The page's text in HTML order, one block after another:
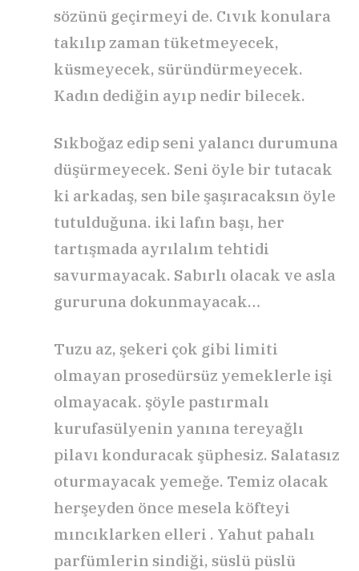
sözünü geçirmeyi de. Cıvık konulara
takılıp zaman tüketmeyecek,
küsmeyecek, süründürmeyecek.
Kadın dediğin ayıp nedir bilecek.
Sıkboğaz edip seni yalancı durumuna
düşürmeyecek. Seni öyle bir tutacak
ki arkadaş, sen bile şaşıracaksın öyle
tutulduğuna. iki lafın başı, her
tartışmada ayrılalım tehtidi
savurmayacak. Sabırlı olacak ve asla
gururuna dokunmayacak…
Tuzu az, şekeri çok gibi limiti
olmayan prosedürsüz yemeklerle işi
olmayacak. şöyle pastırmalı
kurufasülyenin yanına tereyağlı
pilavı konduracak şüphesiz. Salatasız
oturmayacak yemeğe. Temiz olacak
herşeyden önce mesela köfteyi
mıncıklarken elleri . Yahut pahalı
parfümlerin sindiği, süslü püslü